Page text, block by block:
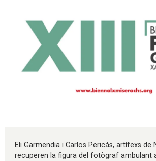
Eli Garmendia i Carlos Pericás, artífexs de
recuperen la figura del fotògraf ambulant